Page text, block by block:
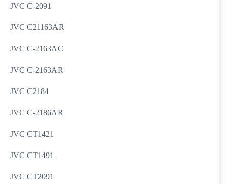
JVC C-2091
JVC C21163AR
JVC C-2163AC
JVC C-2163AR
JVC C2184
JVC C-2186AR
JVC CT1421
JVC CT1491
JVC CT2091